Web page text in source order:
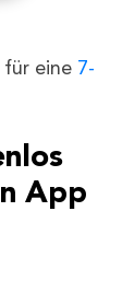
für eine 7-
App